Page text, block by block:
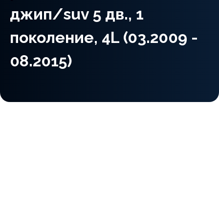
джип/suv 5 дв., 1
поколение, 4L (03.2009 -
08.2015)